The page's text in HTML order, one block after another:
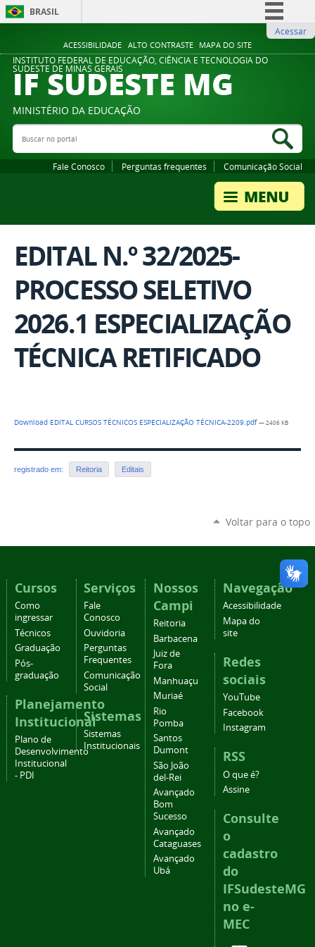
ACESSIBILIDADE ALTO CONTRASTE MAPA DO SITE
BRASIL
Comunica BR
Participe
Legislação
Acessar
INSTITUTO FEDERAL DE EDUCAÇÃO, CIÊNCIA E TECNOLOGIA DO
SUDESTE DE MINAS GERAIS
IF SUDESTE MG
MINISTÉRIO DA EDUCAÇÃO
Buscar no portal
Fale Conosco Perguntas frequentes Comunicação Social
EDITAL N.º 32/2025-
PROCESSO SELETIVO
2026.1 ESPECIALIZAÇÃO
TÉCNICA RETIFICADO
Download EDITAL CURSOS TÉCNICOS ESPECIALIZAÇÃO TÉCNICA-2209.pdf— 2406 KB
registrado em: Reitoria Editais
Voltar para o topo
Cursos
Como
ingressar
Técnicos
Graduação
Pós-
graduação
Planejamento
Institucional
Plano de
Desenvolvimento
Institucional
- PDI
Serviços
Fale
Conosco
Ouvidoria
Perguntas
Frequentes
Comunicação
Social
Sistemas
Sistemas
Institucionais
Nossos
Campi
Reitoria
Barbacena
Juiz de
Fora
Manhuaçu
Muriaé
Rio
Pomba
Santos
Dumont
São João
del-Rei
Avançado
Bom
Sucesso
Avançado
Cataguases
Avançado
Ubá
Navegação
Acessibilidade
Mapa do
site
Redes
sociais
YouTube
Facebook
Instagram
RSS
O que é?
Assine
Consulte
o
cadastro
do
IFSudesteMG
no e-
MEC